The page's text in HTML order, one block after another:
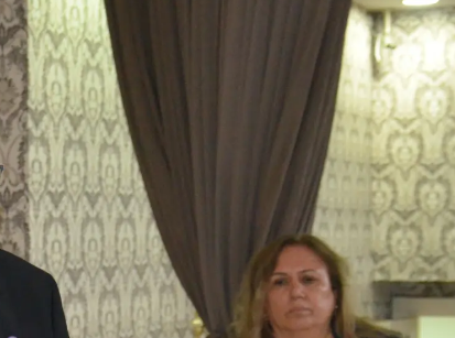
Kastamonu
Kırklareli
Kırşehir
Kocaeli